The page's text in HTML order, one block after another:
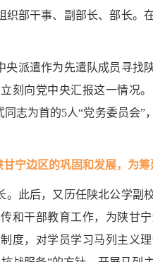
部干事、副部长、部长。
央派遣作为先遣队成员寻找
刻向党中央汇报这一情况
志为首的5人“党务委员会”
宁边区的巩固和发展，为
此后，又历任陕北公学副
和干部教育工作，为陕甘
度，对学员学习马列主义